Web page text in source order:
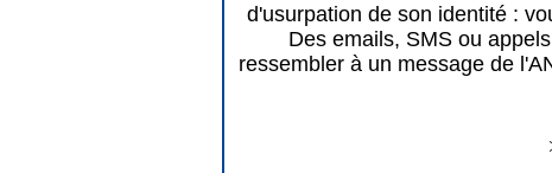
d'usurpation de son identité :
Des emails, SMS ou
ressembler à un message de